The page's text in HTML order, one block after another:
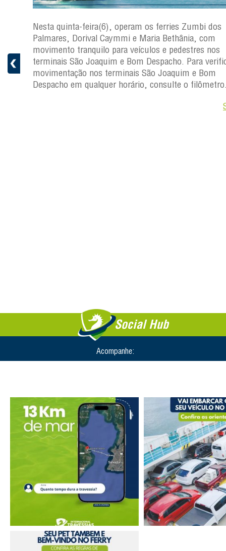
Nesta quinta-feira(6), operam os ferries Zumbi dos
Palmares, Dorival Caymmi e Maria Bethânia, com
movimento tranquilo para veículos e pedestres nos
terminais São Joaquim e Bom Despacho. Para
movimentação nos terminais São Joaquim e Bom
Despacho em qualquer horário, consulte o
Social Hub
Acompanhe: